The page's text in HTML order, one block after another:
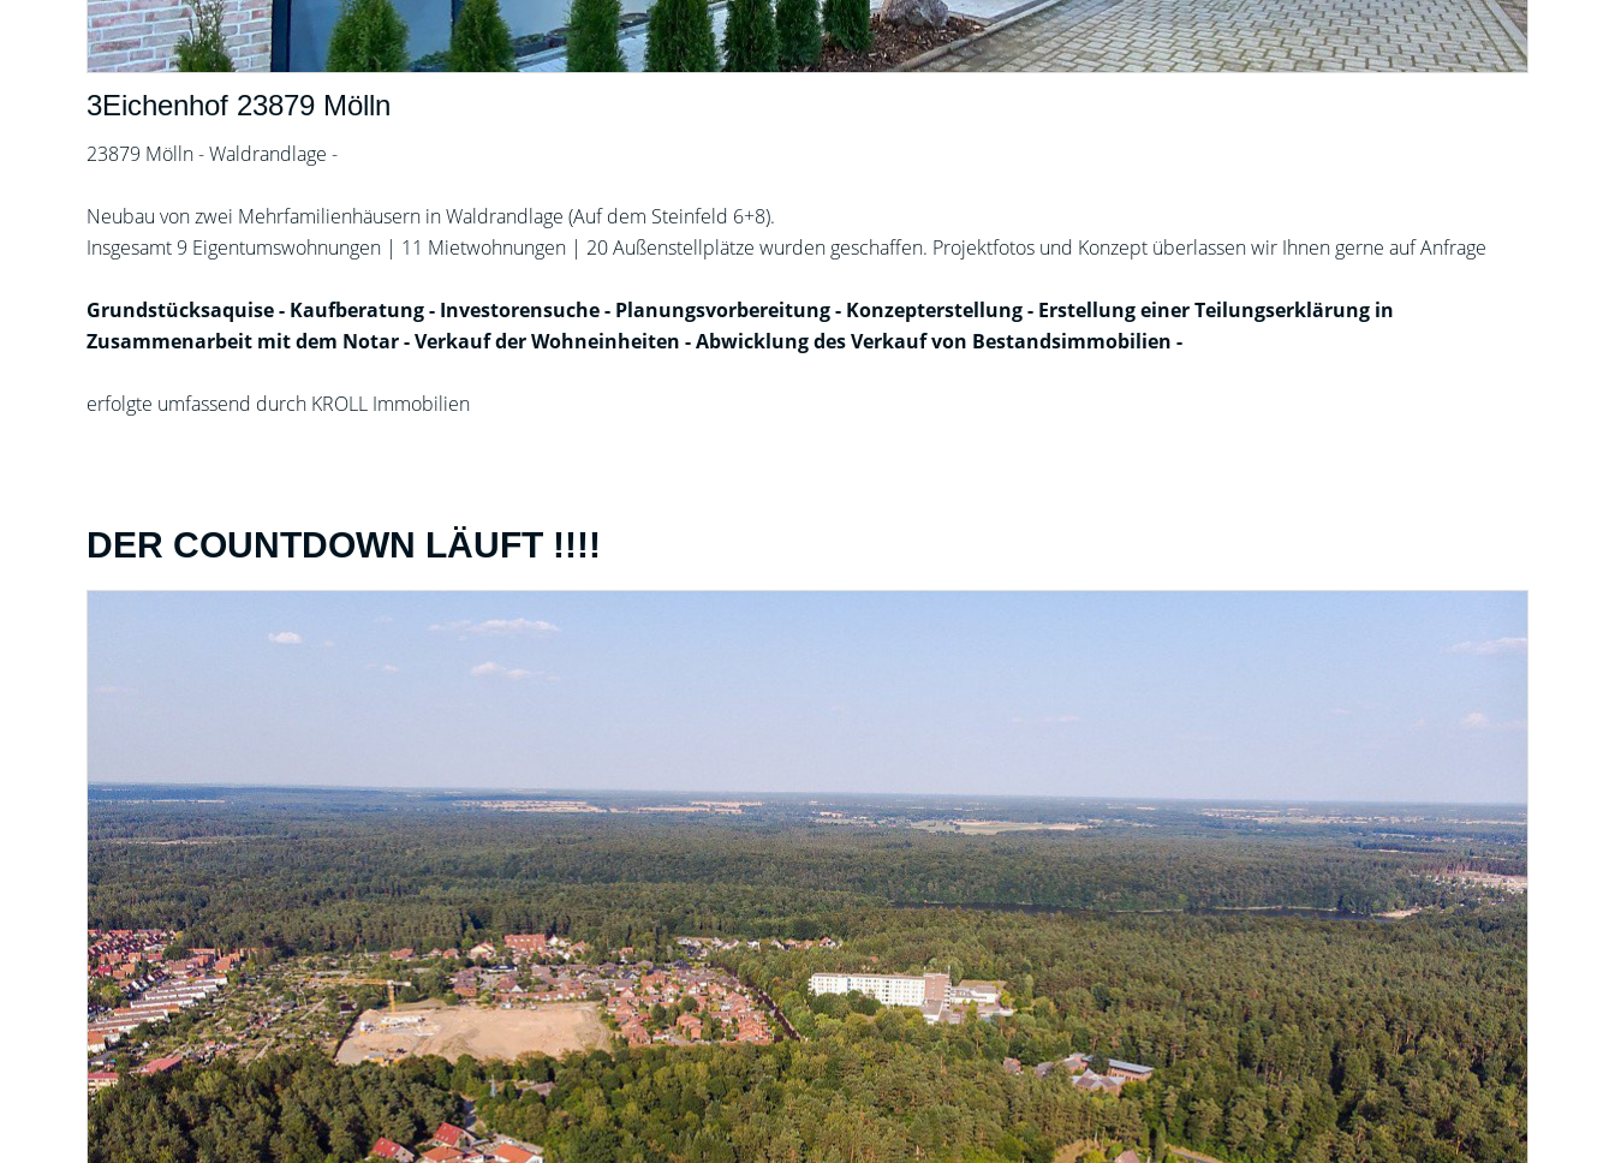
3Eichenhof 23879 Mölln
23879 Mölln - Waldrandlage -
Neubau von zwei Mehrfamilienhäusern in Waldrandlage (Auf dem Steinfeld 6+8).
Insgesamt 9 Eigentumswohnungen | 11 Mietwohnungen | 20 Außenstellplätze wurden geschaffen. Projektfotos und Konzept überlassen wir Ihnen gerne auf Anfrage
Grundstücksaquise - Kaufberatung - Investorensuche - Planungsvorbereitung - Konzepterstellung - Erstellung einer Teilungserklärung in
Zusammenarbeit mit dem Notar - Verkauf der Wohneinheiten - Abwicklung des Verkauf von Bestandsimmobilien -
erfolgte umfassend durch KROLL Immobilien
DER COUNTDOWN LÄUFT !!!!